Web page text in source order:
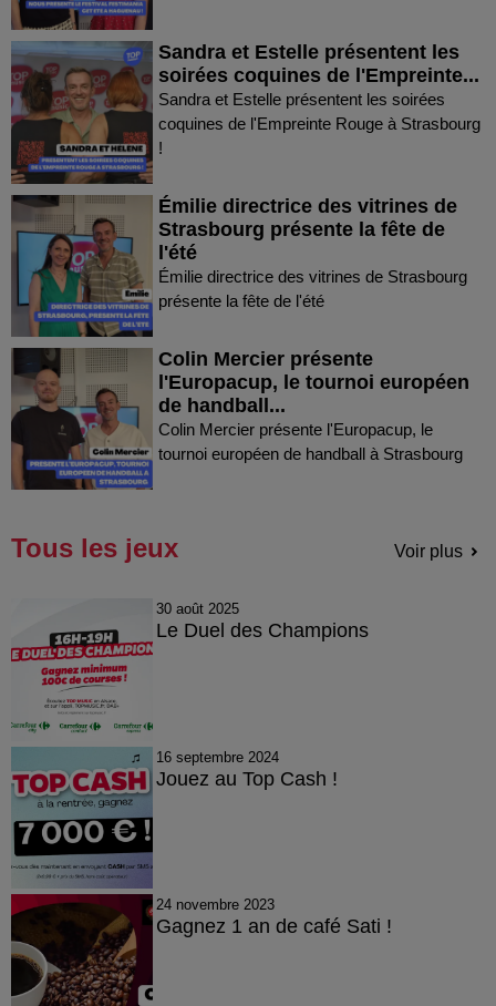
Sandra et Estelle présentent les
soirées coquines de l'Empreinte...
Sandra et Estelle présentent les soirées
coquines de l'Empreinte Rouge à Strasbourg
!
Émilie directrice des vitrines de
Strasbourg présente la fête de
l'été
Émilie directrice des vitrines de Strasbourg
présente la fête de l'été
Colin Mercier présente
l'Europacup, le tournoi européen
de handball...
Colin Mercier présente l'Europacup, le
tournoi européen de handball à Strasbourg
Tous les jeux Voir plus
30 août 2025
Le Duel des Champions
16 septembre 2024
Jouez au Top Cash !
24 novembre 2023
Gagnez 1 an de café Sati !